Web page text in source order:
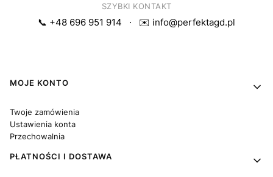
SZYBKI KONTAKT
📞 +48 696 951 914 · ✉️ info@perfektagd.pl
Linki w stopce
MOJE KONTO
Twoje zamówienia
Ustawienia konta
Przechowalnia
PŁATNOŚCI I DOSTAWA